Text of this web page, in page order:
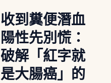
收到糞便潛血
陽性先別慌：
破解「紅字就
是大腸癌」的